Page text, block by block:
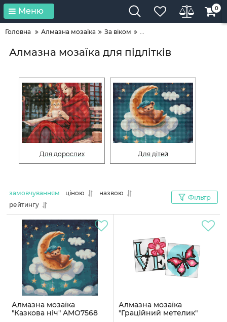
Меню 0
Головна Алмазна мозаїка За віком ...
Алмазна мозаїка для підлітків
Для дорослих Для дітей
замовчуванням ціною
назвою
рейтингу
Фільтр
Алмазна мозаїка
"Казкова ніч" AMO7568
Алмазна мозаїка
"Граційний метелик"